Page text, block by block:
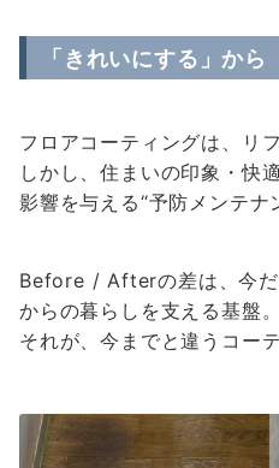
「きれいにする」か
フロアコーティングは、リ
しかし、住まいの印象・快
影響を与える“予防メンテナ
Before / Afterの差は、今
からの暮らしを支える基盤。
それが、今までと違うコー